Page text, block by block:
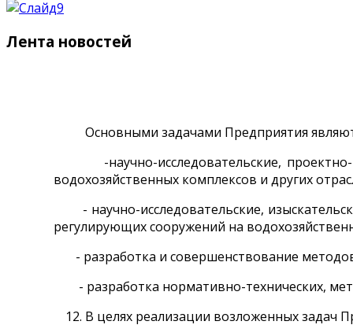
Лента новостей
Основными задачами Предприятия
-научно-исследовательские, проектно-
водохозяйственных комплексов и других
- научно-исследовательские,
регулирующих сооружений на
- разработка и совершенствование
- разработка нормативно-технических,
В целях реализации возложенных задач